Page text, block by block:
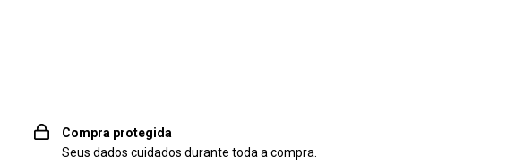
Compra protegida
Seus dados cuidados durante toda a compra.